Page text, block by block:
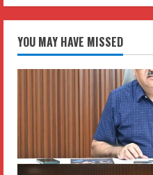
YOU MAY HAVE MISSED